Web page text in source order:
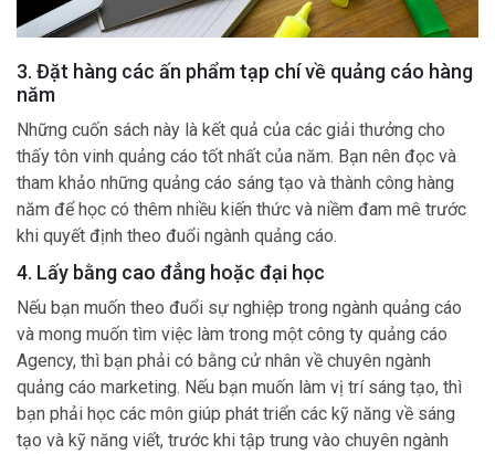
3. Đặt hàng các ấn phẩm tạp chí về quảng cáo hàng
năm
Những cuốn sách này là kết quả của các giải thưởng cho
thấy tôn vinh quảng cáo tốt nhất của năm. Bạn nên đọc và
tham khảo những quảng cáo sáng tạo và thành công hàng
năm để học có thêm nhiều kiến thức và niềm đam mê trước
khi quyết định theo đuổi ngành quảng cáo.
4. Lấy bằng cao đẳng hoặc đại học
Nếu bạn muốn theo đuổi sự nghiệp trong ngành quảng cáo
và mong muốn tìm việc làm trong một công ty quảng cáo
Agency, thì bạn phải có bằng cử nhân về chuyên ngành
quảng cáo marketing. Nếu bạn muốn làm vị trí sáng tạo, thì
bạn phải học các môn giúp phát triển các kỹ năng về sáng
tạo và kỹ năng viết, trước khi tập trung vào chuyên ngành